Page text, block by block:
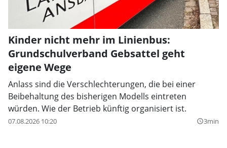
Kinder nicht mehr im Linienbus:
Grundschulverband Gebsattel geht
eigene Wege
Anlass sind die Verschlechterungen, die bei einer
Beibehaltung des bisherigen Modells eintreten
würden. Wie der Betrieb künftig organisiert ist.
07.08.2026 10:20 query_builder3min